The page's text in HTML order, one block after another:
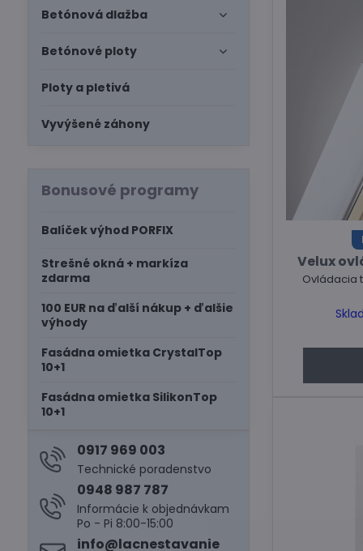
Velux
Ovládacia
Betónová dlažba
Betónové ploty
Ploty a pletivá
Vyvýšené záhony
Bonusové programy
Balíček výhod PORFIX
Strešné okná + markíza
zdarma
100 EUR na ďalší nákup + ďalšie
výhody
Fasádna omietka CrystalTop
10+1
Fasádna omietka SilikonTop
10+1
0917 969 003
Technické poradenstvo
0948 987 787
Informácie k objednávkam
Po - Pi 8:00-15:00
info​@lacnestavanie​